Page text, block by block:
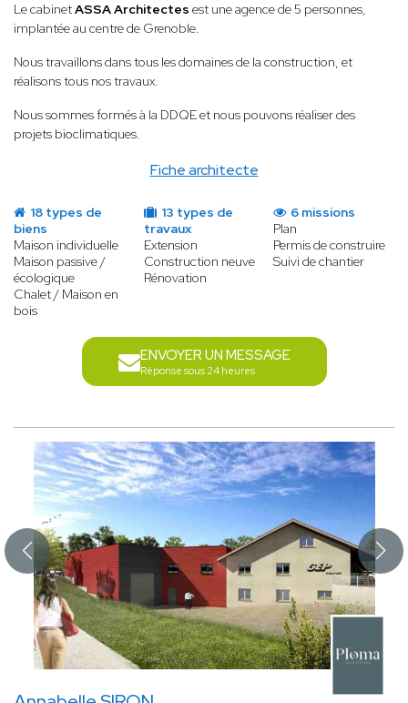
Fiche architecte
Le cabinetASSA Architectes est une agence de 5 personnes,
implantée au centre de Grenoble.
Nous travaillons dans tous les domaines de la construction, et
réalisons tous nos travaux.
Nous sommes formés à la DDQE et nous pouvons réaliser des
projets bioclimatiques.
18 types de
biens
Maison individuelle
Maison passive /
écologique
Chalet / Maison en
bois
13 types de
travaux
Extension
Construction neuve
Rénovation
6 missions
Plan
Permis de construire
Suivi de chantier
ENVOYER UN MESSAGE
Réponse sous 24 heures